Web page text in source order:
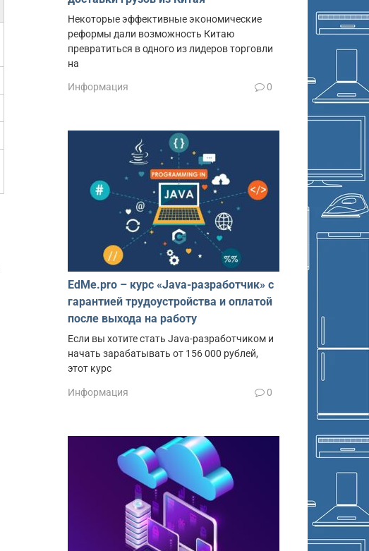
Некоторые эффективные экономические
реформы дали возможность Китаю
превратиться в одного из лидеров торговли
на
Информация 0
EdMe.pro – курс «Java-разработчик» с
гарантией трудоустройства и оплатой
после выхода на работу
Если вы хотите стать Java-разработчиком и
начать зарабатывать от 156 000 рублей,
этот курс
Информация 0